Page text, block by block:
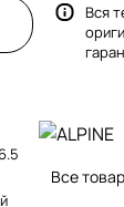
Вся
Все